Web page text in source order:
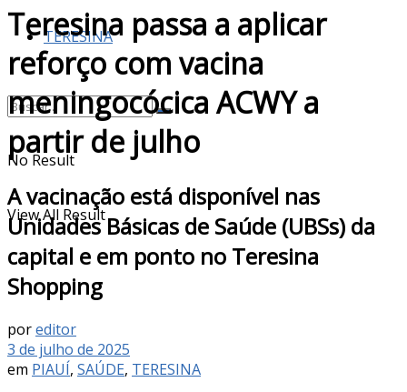
TERESINA
No Result
View All Result
Teresina passa a aplicar
reforço com vacina
meningocócica ACWY a
partir de julho
A vacinação está disponível nas
Unidades Básicas de Saúde (UBSs) da
capital e em ponto no Teresina
Shopping
poreditor
3 de julho de 2025
em PIAUÍ, SAÚDE, TERESINA